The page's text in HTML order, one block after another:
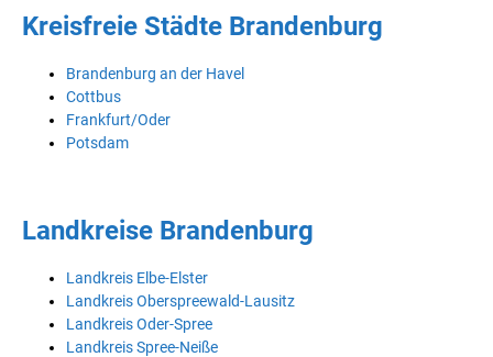
Kreisfreie Städte Brandenburg
Brandenburg an der Havel
Cottbus
Frankfurt/Oder
Potsdam
Landkreise Brandenburg
Landkreis Elbe-Elster
Landkreis Oberspreewald-Lausitz
Landkreis Oder-Spree
Landkreis Spree-Neiße